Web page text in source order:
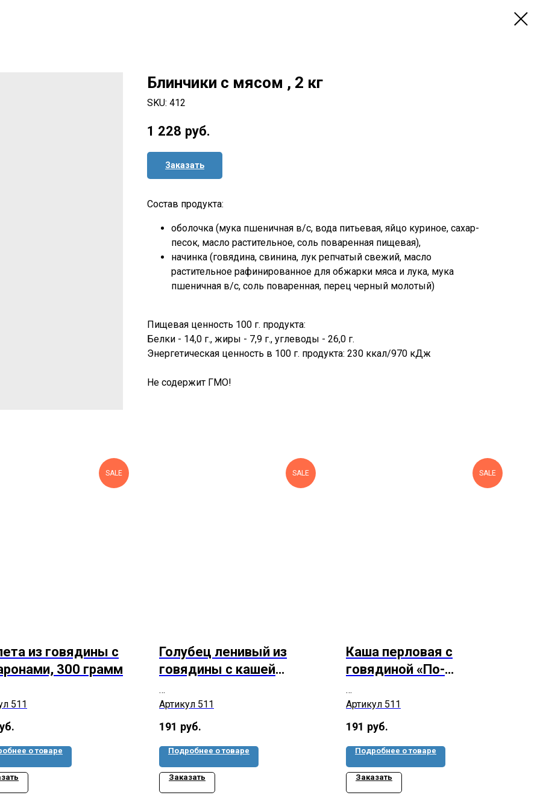
Блинчики с мясом , 2 кг
SKU: 412
1 228 руб.
Заказать
Состав продукта:
оболочка (мука пшеничная в/с, вода питьевая, яйцо куриное, сахар-
песок, масло растительное, соль поваренная пищевая),
начинка (говядина, свинина, лук репчатый свежий, масло
растительное рафинированное для обжарки мяса и лука, мука
пшеничная в/с, соль поваренная, перец черный молотый)
Пищевая ценность 100 г. продукта:
Белки - 14,0 г., жиры - 7,9 г., углеводы - 26,0 г.
Энергетическая ценность в 100 г. продукта: 230 ккал/970 кДж
Не содержит ГМО!
SALE
из говядины с
300 грамм
511
о товаре
SALE
Голубец ленивый из
говядины с кашей
Артикул 511
191 руб.
Подробнее о товаре
Заказать
SALE
Каша перловая с
говядиной «По-
Артикул 511
191 руб.
Подробнее о товаре
Заказать